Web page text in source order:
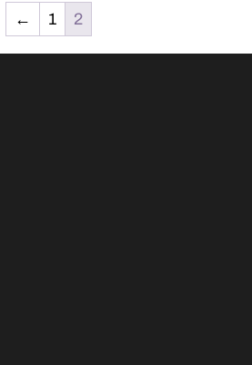
← 1 2